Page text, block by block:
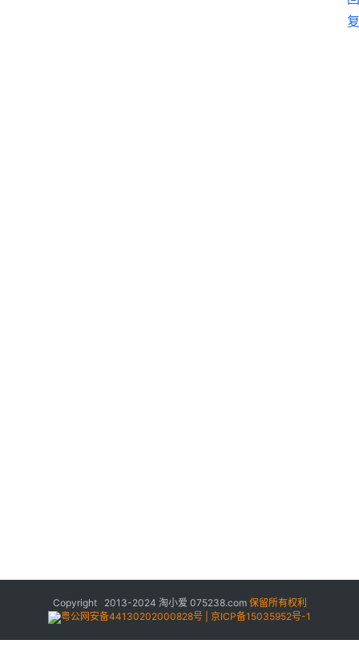
复
Copyright 2013-2024 淘小爱 075238.com 保留所有权利
粤公网安备44130202000828号 | 京ICP备15035952号-1